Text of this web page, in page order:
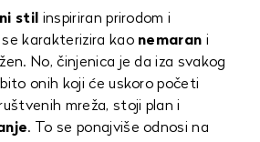
stil inspiriran prirodom i
karakterizira kao nemaran i
No, činjenica je da iza svakog
onih koji će uskoro početi
mreža, stoji plan i
. To se ponajviše odnosi na